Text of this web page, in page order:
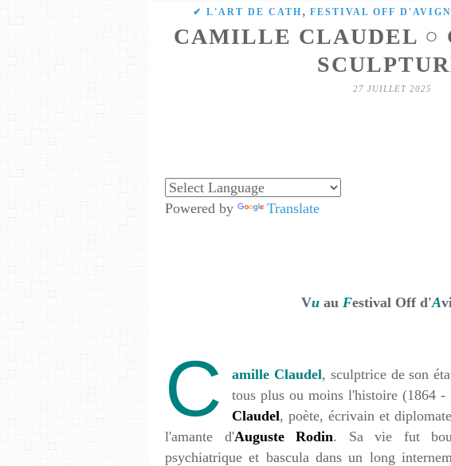
✔ L'ART DE CATH , FESTIVAL OFF
CAMILLE CLAUDEL ○
27 JUILLET 2025
Powered by Translate
VuauFestival Off d'A
C amille Claudel, sculptrice de son
tous plus ou moins l'histoire (1864 -
Claudel, poète, écrivain et
l'amante d'Auguste Rodin. Sa vie fut
psychiatrique et bascula dans un long